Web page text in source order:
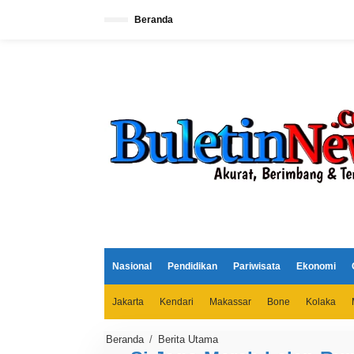
Beranda
Nasional Pendidikan Pariwisata Ekonomi
Jakarta Kendari Makassar Bone Kolaka
Beranda / Berita Utama
i